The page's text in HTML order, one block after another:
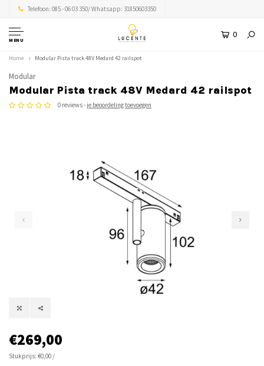
Telefoon: 085 - 06 03 350/ Whatsapp: 31850603350
MENU
0
Home Modular Pista track 48V Medard 42 railspot
Modular
Modular Pista track 48V Medard 42 railspot
0 reviews - je beoordeling toevoegen
€269,00
Stukprijs: €0,00 /